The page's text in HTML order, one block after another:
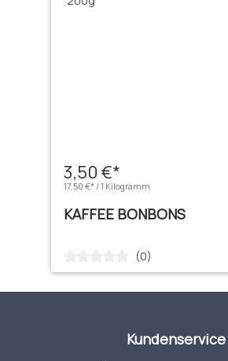
3,50 €*
17,50 €* / 1 Kilogramm
KAFFEE BONBONS
Durchschnittliche Bewertung
(0)
Kundenservice